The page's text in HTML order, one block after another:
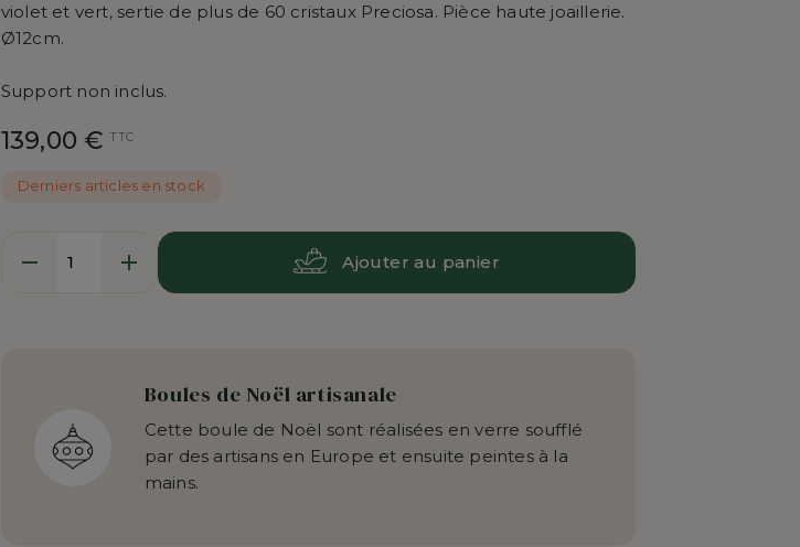
violet et vert, sertie de plus de 60 cristaux Preciosa. Pièce haute joaillerie.
Ø12cm.
Support non inclus.
139,00 € TTC
Derniers articles en stock
Ajouter au panier
Boules de Noël artisanale
Cette boule de Noël sont réalisées en verre soufflé
par des artisans en Europe et ensuite peintes à la
mains.